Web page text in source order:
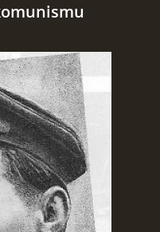
NA UKRAJINĚ